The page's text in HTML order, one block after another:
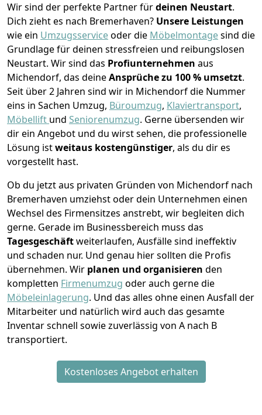
Wir sind der perfekte Partner fürdeinen Neustart.
Dich zieht es nach Bremer­haven? Unsere Leistungen
wie ein Umzugsserviceoder die Möbelmontagesind die
Grundlage für deinen stressfreien und reibungslosen
Neustart. Wir sind das Profiunternehmen aus
Michendorf, das deineAnsprüche zu 100 % umsetzt.
Seit über 2 Jahren sind wir in Michendorf die Nummer
eins in Sachen Umzug, Büroumzug, Klaviertransport,
Möbellift und Seniorenumzug. Gerne übersenden wir
dir ein Angebot und du wirst sehen, die professionelle
Lösung istweitaus kostengünstiger, als du dir es
vorgestellt hast.
Ob du jetzt aus privaten Gründen von Michendorf nach
Bremer­haven umziehst oder dein Unternehmen einen
Wechsel des Firmensitzes anstrebt, wir begleiten dich
gerne. Gerade im Businessbereich muss das
Tagesgeschäftweiterlaufen, Ausfälle sind ineffektiv
und schaden nur. Und genau hier sollten die Profis
übernehmen. Wir planen und organisieren den
kompletten Firmenumzug oder auch gerne die
Möbeleinlagerung. Und das alles ohne einen Ausfall der
Mitarbeiter und natürlich wird auch das gesamte
Inventar schnell sowie zuverlässig von A nach B
transportiert.
Kostenloses Angebot erhalten